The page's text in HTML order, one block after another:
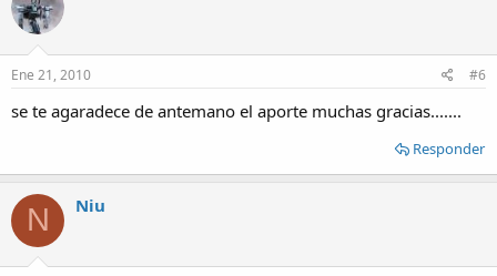
Ene 21, 2010 #6
se te agaradece de antemano el aporte muchas gracias.......
Responder
N Niu